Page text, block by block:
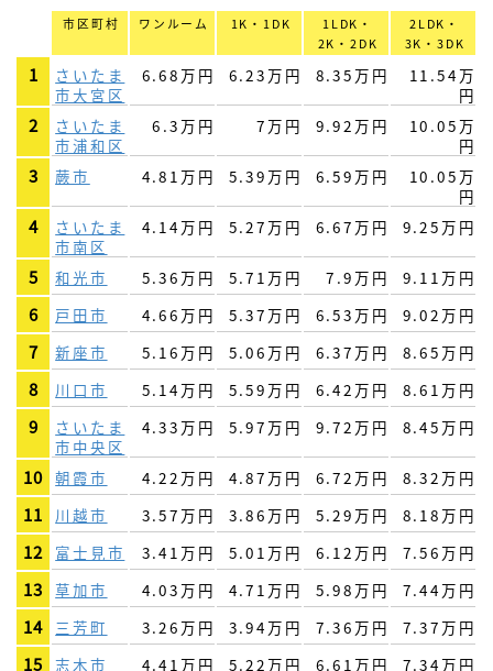
市区町村 ワンルーム 1K・1DK
1LDK・
2K・2DK
2LDK・
3K・3DK
1
さいたま
市大宮区
6.68万円 6.23万円 8.35万円
11.54万
円
2
さいたま
市浦和区
6.3万円 7万円 9.92万円
10.05万
円
3 蕨市 4.81万円 5.39万円 6.59万円
10.05万
円
4
さいたま
市南区
4.14万円 5.27万円 6.67万円 9.25万円
5 和光市 5.36万円 5.71万円 7.9万円 9.11万円
6 戸田市 4.66万円 5.37万円 6.53万円 9.02万円
7 新座市 5.16万円 5.06万円 6.37万円 8.65万円
8 川口市 5.14万円 5.59万円 6.42万円 8.61万円
9
さいたま
市中央区
4.33万円 5.97万円 9.72万円 8.45万円
10 朝霞市 4.22万円 4.87万円 6.72万円 8.32万円
11 川越市 3.57万円 3.86万円 5.29万円 8.18万円
12 富士見市 3.41万円 5.01万円 6.12万円 7.56万円
13 草加市 4.03万円 4.71万円 5.98万円 7.44万円
14 三芳町 3.26万円 3.94万円 7.36万円 7.37万円
15 志木市 4.41万円 5.22万円 6.61万円 7.34万円